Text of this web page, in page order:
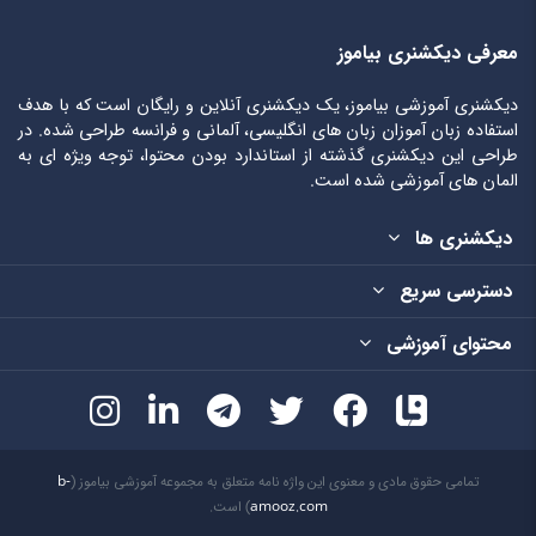
معرفی دیکشنری بیاموز
دیکشنری آموزشی بیاموز، یک دیکشنری آنلاین و رایگان است که با هدف
استفاده زبان آموزان زبان های انگلیسی، آلمانی و فرانسه طراحی شده. در
طراحی این دیکشنری گذشته از استاندارد بودن محتوا، توجه ویژه ای به
المان های آموزشی شده است.
دیکشنری ها
دسترسی سریع
محتوای آموزشی
تمامی حقوق مادی و معنوی این واژه نامه متعلق به مجموعه آموزشی بیاموز (b-
amooz.com) است.